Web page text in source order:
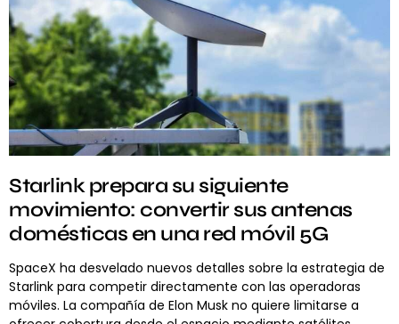
Starlink prepara su siguiente
movimiento: convertir sus antenas
domésticas en una red móvil 5G
SpaceX ha desvelado nuevos detalles sobre la estrategia de
Starlink para competir directamente con las operadoras
móviles. La compañía de Elon Musk no quiere limitarse a